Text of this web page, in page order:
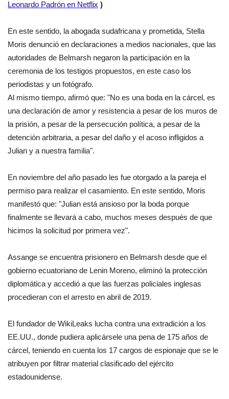
Leonardo Padrón en Netflix )
En este sentido, la abogada sudafricana y prometida, Stella
Moris denunció en declaraciones a medios nacionales, que las
autoridades de Belmarsh negaron la participación en la
ceremonia de los testigos propuestos, en este caso los
periodistas y un fotógrafo.
Al mismo tiempo, afirmó que: "No es una boda en la cárcel, es
una declaración de amor y resistencia a pesar de los muros de
la prisión, a pesar de la persecución política, a pesar de la
detención arbitraria, a pesar del daño y el acoso infligidos a
Julian y a nuestra familia".
En noviembre del año pasado les fue otorgado a la pareja el
permiso para realizar el casamiento. En este sentido, Moris
manifestó que: "Julian está ansioso por la boda porque
finalmente se llevará a cabo, muchos meses después de que
hicimos la solicitud por primera vez".
Assange se encuentra prisionero en Belmarsh desde que el
gobierno ecuatoriano de Lenin Moreno, eliminó la protección
diplomática y accedió a que las fuerzas policiales inglesas
procedieran con el arresto en abril de 2019.
El fundador de WikiLeaks lucha contra una extradición a los
EE.UU., donde pudiera aplicársele una pena de 175 años de
cárcel, teniendo en cuenta los 17 cargos de espionaje que se le
atribuyen por filtrar material clasificado del ejército
estadounidense.